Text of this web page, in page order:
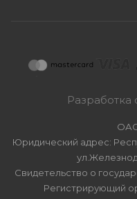
Разработка
Юридический адрес:
Свидетельство о
Регистрирующий